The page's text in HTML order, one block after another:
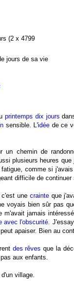
(2 x 4799
jours de sa vie
printemps dix jours
sensible. L'idée de ce
un chemin de
plusieurs heures
comme si
difficile de continuer
une crainteque
voyais bien sûr pas
m'avait jamais
avec l'obscurité.
apaiser. Bien au
des rêves que la
aux enfants.
village.